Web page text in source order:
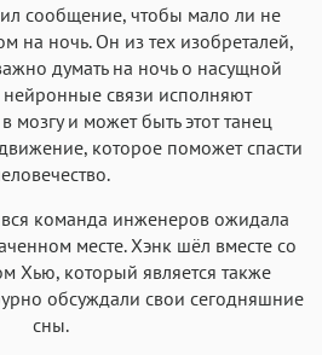
сообщение, чтобы мало ли не
на ночь. Он из тех изобреталей,
думать на ночь о насущной
связи исполняют
и может быть этот танец
которое поможет спасти
команда инженеров ожидала
месте. Хэнк шёл вместе со
Хью, который является также
обсуждали свои сегодняшние
сны.